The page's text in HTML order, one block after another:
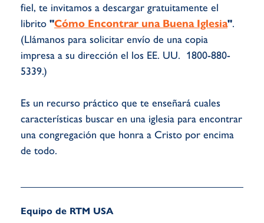
fiel, te invitamos a descargar gratuitamente el
librito "Cómo Encontrar una Buena Iglesia".
(Llámanos para solicitar envío de una copia
impresa a su dirección el los EE. UU. 1800-880-
5339.)
Es un recurso práctico que te enseñará cuales
características buscar en una iglesia para encontrar
una congregación que honra a Cristo por encima
de todo.
Equipo de RTM USA